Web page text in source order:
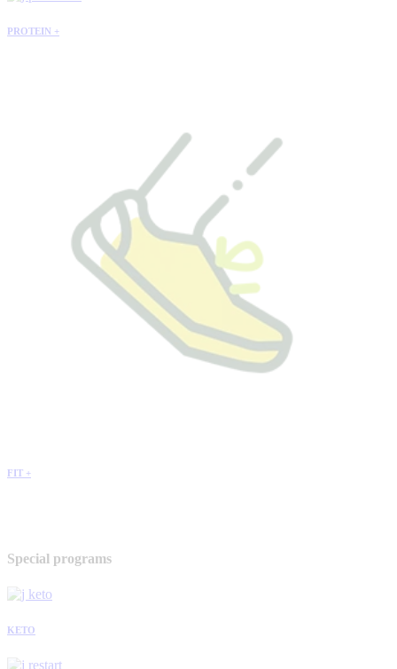
PROTEIN +
FIT +
Special programs
KETO